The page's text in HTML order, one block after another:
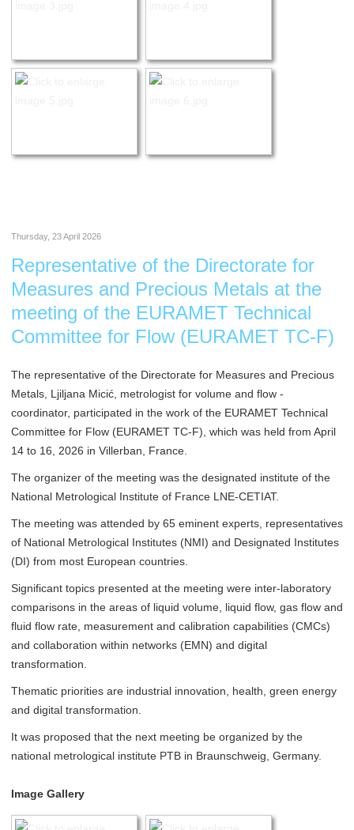
Thursday, 23 April 2026
Representative of the Directorate for
Measures and Precious Metals at the
meeting of the EURAMET Technical
Committee for Flow (EURAMET TC-F)
The representative of the Directorate for Measures and Precious
Metals, Ljiljana Micić, metrologist for volume and flow -
coordinator, participated in the work of the EURAMET Technical
Committee for Flow (EURAMET TC-F), which was held from April
14 to 16, 2026 in Villerban, France.
The organizer of the meeting was the designated institute of the
National Metrological Institute of France LNE-CETIAT.
The meeting was attended by 65 eminent experts, representatives
of National Metrological Institutes (NMI) and Designated Institutes
(DI) from most European countries.
Significant topics presented at the meeting were inter-laboratory
comparisons in the areas of liquid volume, liquid flow, gas flow and
fluid flow rate, measurement and calibration capabilities (CMCs)
and collaboration within networks (EMN) and digital
transformation.
Thematic priorities are industrial innovation, health, green energy
and digital transformation.
It was proposed that the next meeting be organized by the
national metrological institute PTB in Braunschweig, Germany.
Image Gallery